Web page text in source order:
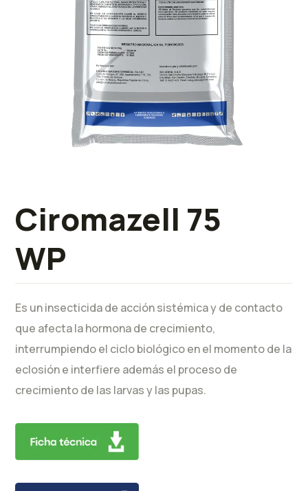
Ciromazell 75
WP
Es un insecticida de acción sistémica y de contacto
que afecta la hormona de crecimiento,
interrumpiendo el ciclo biológico en el momento de la
eclosión e interfiere además el proceso de
crecimiento de las larvas y las pupas.